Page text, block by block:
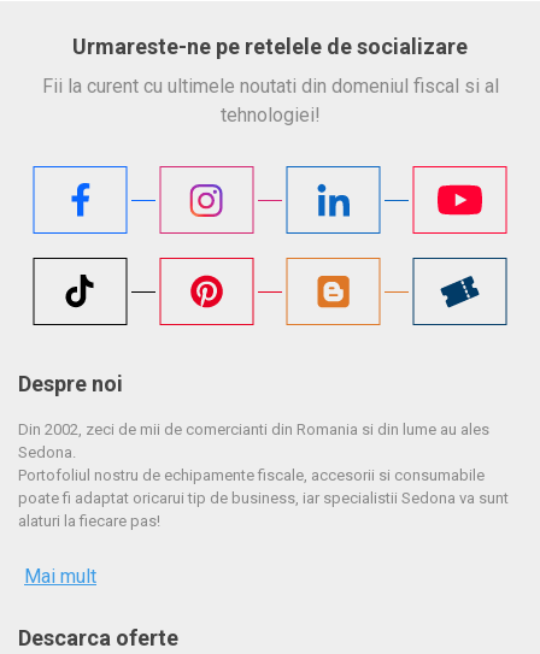
Urmareste-ne pe retelele de socializare
Fii la curent cu ultimele noutati din domeniul fiscal si al
tehnologiei!
Despre noi
Din 2002, zeci de mii de comercianti din Romania si din lume au ales
Sedona.
Portofoliul nostru de echipamente fiscale, accesorii si consumabile
poate fi adaptat oricarui tip de business, iar specialistii Sedona va sunt
alaturi la fiecare pas!
Mai mult
Descarca oferte